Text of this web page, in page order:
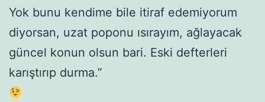
Yok bunu kendime bile itiraf edemiyorum
diyorsan, uzat poponu ısırayım, ağlayacak
güncel konun olsun bari. Eski defterleri
karıştırıp durma.”